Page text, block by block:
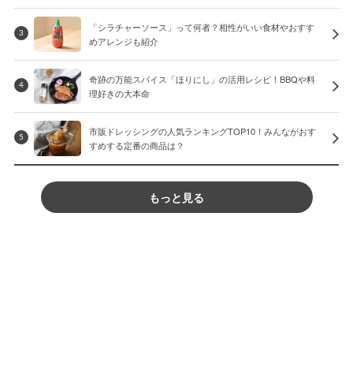
3
「シラチャーソース」って何者？相性がいい食材やおすす
めアレンジも紹介
4
奇跡の万能スパイス「ほりにし」の活用レシピ！BBQや料
理好きの大本命
5
市販ドレッシングの人気ランキングTOP10！みんながおす
すめする定番の商品は？
もっと見る